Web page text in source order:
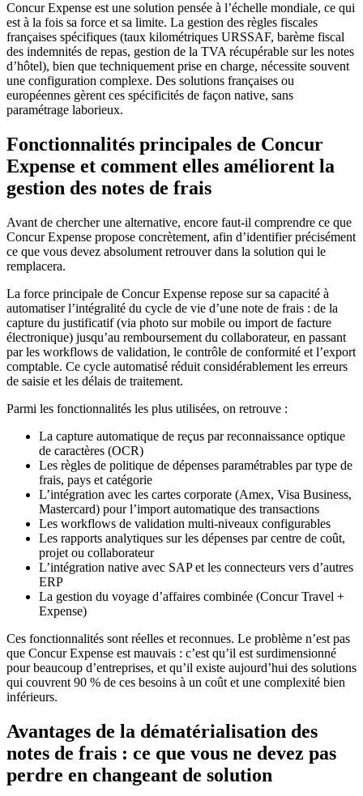
Concur Expense est une solution pensée à l’échelle mondiale, ce qui
est à la fois sa force et sa limite. La gestion des règles fiscales
françaises spécifiques (taux kilométriques URSSAF, barème fiscal
des indemnités de repas, gestion de la TVA récupérable sur les notes
d’hôtel), bien que techniquement prise en charge, nécessite souvent
une configuration complexe. Des solutions françaises ou
européennes gèrent ces spécificités de façon native, sans
paramétrage laborieux.
Fonctionnalités principales de Concur
Expense et comment elles améliorent la
gestion des notes de frais
Avant de chercher une alternative, encore faut-il comprendre ce que
Concur Expense propose concrètement, afin d’identifier précisément
ce que vous devez absolument retrouver dans la solution qui le
remplacera.
La force principale de Concur Expense repose sur sa capacité à
automatiser l’intégralité du cycle de vie d’une note de frais : de la
capture du justificatif (via photo sur mobile ou import de facture
électronique) jusqu’au remboursement du collaborateur, en passant
par les workflows de validation, le contrôle de conformité et l’export
comptable. Ce cycle automatisé réduit considérablement les erreurs
de saisie et les délais de traitement.
Parmi les fonctionnalités les plus utilisées, on retrouve :
La capture automatique de reçus par reconnaissance optique
de caractères (OCR)
Les règles de politique de dépenses paramétrables par type de
frais, pays et catégorie
L’intégration avec les cartes corporate (Amex, Visa Business,
Mastercard) pour l’import automatique des transactions
Les workflows de validation multi-niveaux configurables
Les rapports analytiques sur les dépenses par centre de coût,
projet ou collaborateur
L’intégration native avec SAP et les connecteurs vers d’autres
ERP
La gestion du voyage d’affaires combinée (Concur Travel +
Expense)
Ces fonctionnalités sont réelles et reconnues. Le problème n’est pas
que Concur Expense est mauvais : c’est qu’il est surdimensionné
pour beaucoup d’entreprises, et qu’il existe aujourd’hui des solutions
qui couvrent 90 % de ces besoins à un coût et une complexité bien
inférieurs.
Avantages de la dématérialisation des
notes de frais : ce que vous ne devez pas
perdre en changeant de solution